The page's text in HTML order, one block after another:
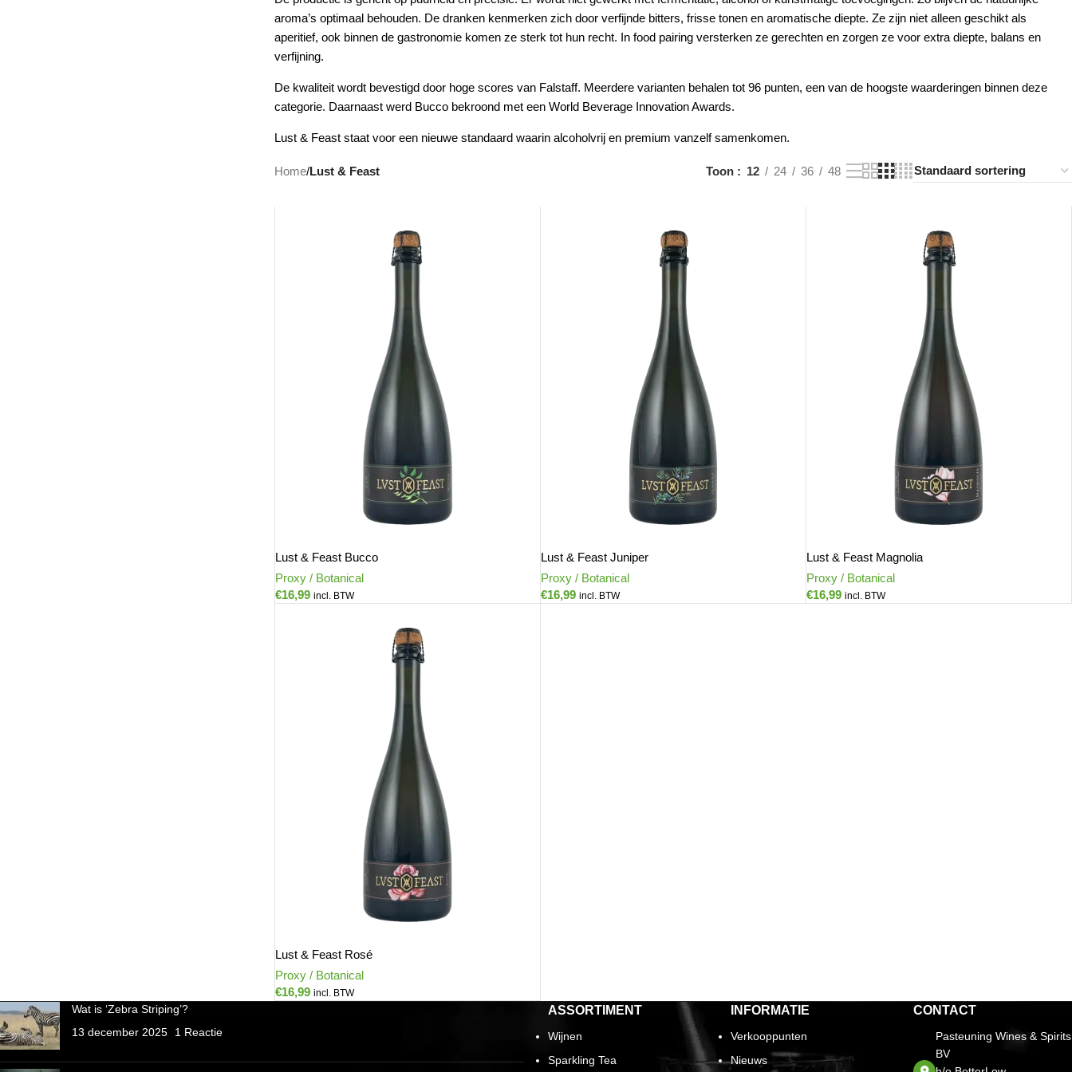
aroma’s optimaal behouden. De dranken kenmerken zich door verfijnde bitters, frisse tonen en aromatische diepte. Ze zijn niet alleen geschikt als
aperitief, ook binnen de gastronomie komen ze sterk tot hun recht. In food pairing versterken ze gerechten en zorgen ze voor extra diepte, balans en
verfijning.
De kwaliteit wordt bevestigd door hoge scores van Falstaff. Meerdere varianten behalen tot 96 punten, een van de hoogste waarderingen binnen deze
categorie. Daarnaast werd Bucco bekroond met een World Beverage Innovation Awards.
Lust & Feast staat voor een nieuwe standaard waarin alcoholvrij en premium vanzelf samenkomen.
Home/Lust & Feast Toon 12 24 36 48
Lust & Feast Bucco
Proxy / Botanical
€16,99 incl. BTW
Lust & Feast Juniper
Proxy / Botanical
€16,99 incl. BTW
Lust & Feast Magnolia
Proxy / Botanical
€16,99 incl. BTW
Lust & Feast Rosé
Proxy / Botanical
€16,99 incl. BTW
Wat is ‘Zebra Striping’?
13 december 2025
1 Reactie
ASSORTIMENT
Wijnen
Sparkling Tea
INFORMATIE
Verkooppunten
Nieuws
CONTACT
Pasteuning Wines & Spirits
BV